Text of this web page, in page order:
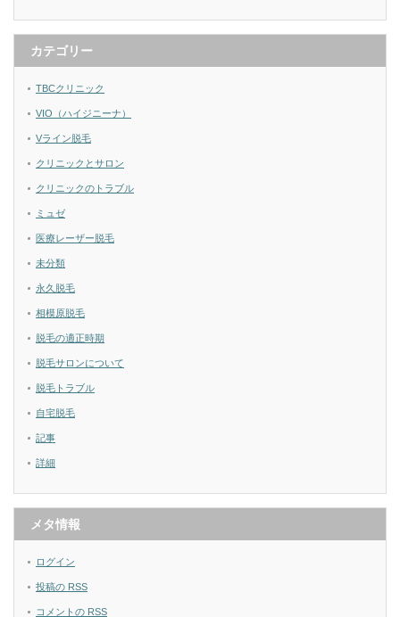
カテゴリー
TBCクリニック
VIO（ハイジニーナ）
Vライン脱毛
クリニックとサロン
クリニックのトラブル
ミュゼ
医療レーザー脱毛
未分類
永久脱毛
相模原脱毛
脱毛の適正時期
脱毛サロンについて
脱毛トラブル
自宅脱毛
記事
詳細
メタ情報
ログイン
投稿の RSS
コメントの RSS